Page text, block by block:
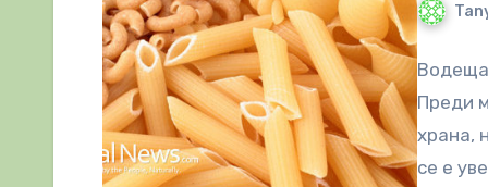
Преди
храна,
се е